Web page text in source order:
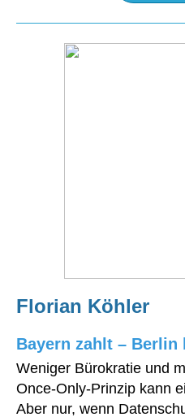
Florian Köhler
Bayern zahlt – Berlin
Weniger Bürokratie und
Once-Only-Prinzip kann
Aber nur, wenn